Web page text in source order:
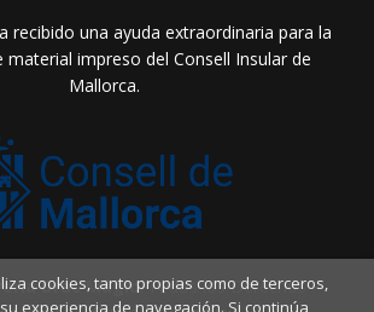
recibido una ayuda extraordinaria para la
material impreso del Consell Insular de
Mallorca.
Drac Màgic. Todos los Derechos
cookies, tanto propias como de terceros,
experiencia de navegación. Si continúa